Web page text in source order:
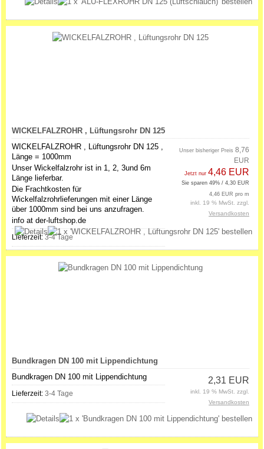
WICKELFALZROHR , Lüftungsrohr DN 125
WICKELFALZROHR , Lüftungsrohr DN 125 ,
Länge = 1000mm
Unser Wickelfalzrohr ist in 1, 2, 3und 6m
Länge lieferbar.
Die Frachtkosten für
Wickelfalzrohrlieferungen mit einer Länge
über 1000mm sind bei uns anzufragen.
info at der-luftshop.de
Lieferzeit: 3-4 Tage
Unser bisheriger Preis 8,76
EUR
Jetzt nur 4,46 EUR
Sie sparen 49% / 4,30 EUR
4,46 EUR pro m
inkl. 19 % MwSt. zzgl.
Versandkosten
Bundkragen DN 100 mit Lippendichtung
Bundkragen DN 100 mit Lippendichtung
Lieferzeit: 3-4 Tage
2,31 EUR
inkl. 19 % MwSt. zzgl.
Versandkosten